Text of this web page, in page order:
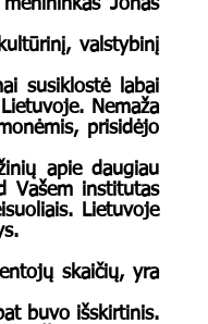
Jonas
Nemaža
prisidėjo
apie daugiau
Vašem institutas
Lietuvoje